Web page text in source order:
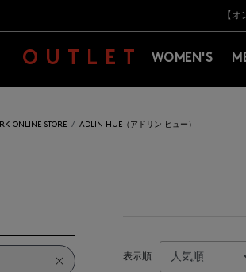
新規登録のお客様も対象！＜MY
【
新規登録のお客様も対象！＜MY
OUTLET WOMEN'S
ONLINE STORE ADLIN HUE（アドリン ヒュー）
表示順